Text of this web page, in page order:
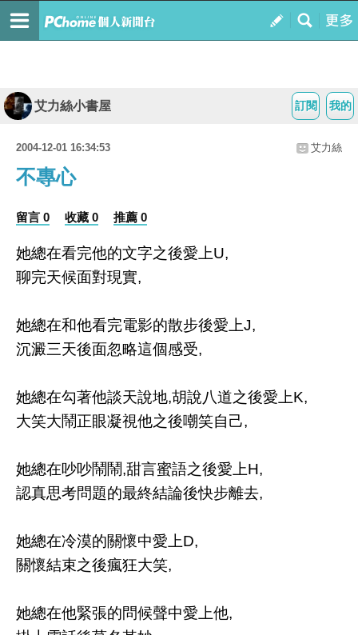
我的
訂閱
艾力絲小書屋
2004-12-01 16:34:53 艾力絲
不專心
留言 0 收藏 0 推薦 0
她總在看完他的文字之後愛上U,
聊完天候面對現實,
她總在和他看完電影的散步後愛上J,
沉澱三天後面忽略這個感受,
她總在勾著他談天說地,胡說八道之後愛上K,
大笑大鬧正眼凝視他之後嘲笑自己,
她總在吵吵鬧鬧,甜言蜜語之後愛上H,
認真思考問題的最終結論後快步離去,
她總在冷漠的關懷中愛上D,
關懷結束之後瘋狂大笑,
她總在他緊張的問候聲中愛上他,